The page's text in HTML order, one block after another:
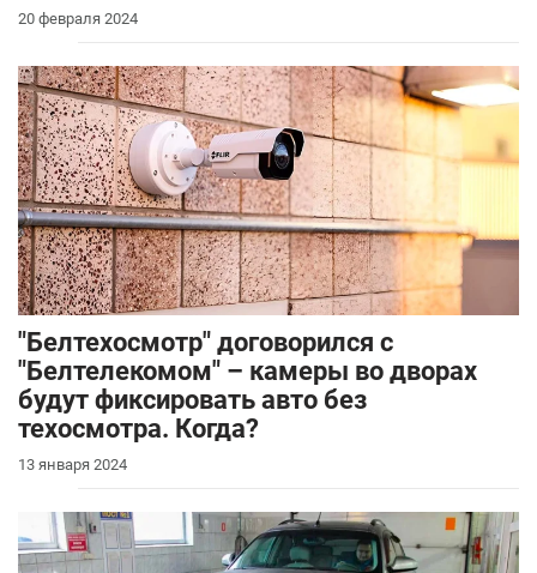
20 февраля 2024
"Белтехосмотр" договорился с
"Белтелекомом" – камеры во дворах
будут фиксировать авто без
техосмотра. Когда?
13 января 2024